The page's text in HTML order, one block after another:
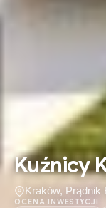
Kuźnicy
Kraków, Prądnik
OCENA INWESTYCJI